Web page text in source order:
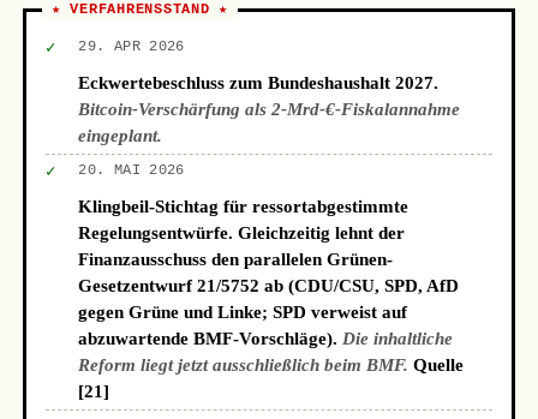
★ VERFAHRENSSTAND ★
✓ 29. APR 2026
Eckwertebeschluss zum Bundeshaushalt 2027.
Bitcoin-Verschärfung als 2-Mrd-€-Fiskalannahme
eingeplant.
✓ 20. MAI 2026
Klingbeil-Stichtag für ressortabgestimmte
Regelungsentwürfe. Gleichzeitig lehnt der
Finanzausschuss den parallelen Grünen-
Gesetzentwurf 21/5752 ab (CDU/CSU, SPD, AfD
gegen Grüne und Linke; SPD verweist auf
abzuwartende BMF-Vorschläge). Die inhaltliche
Reform liegt jetzt ausschließlich beim BMF. Quelle
[21]